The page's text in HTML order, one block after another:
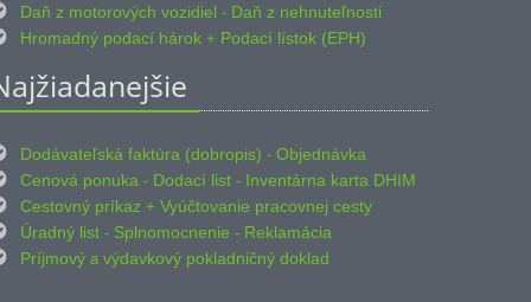
Daň z motorových vozidiel - Daň z nehnuteľnosti
Hromadný podací hárok + Podací lístok (EPH)
Dodávateľská faktúra (dobropis) - Objednávka
Cenová ponuka - Dodací list - Inventárna karta DHIM
Cestovný príkaz + Vyúčtovanie pracovnej cesty
Úradný list - Splnomocnenie - Reklamácia
Príjmový a výdavkový pokladničný doklad